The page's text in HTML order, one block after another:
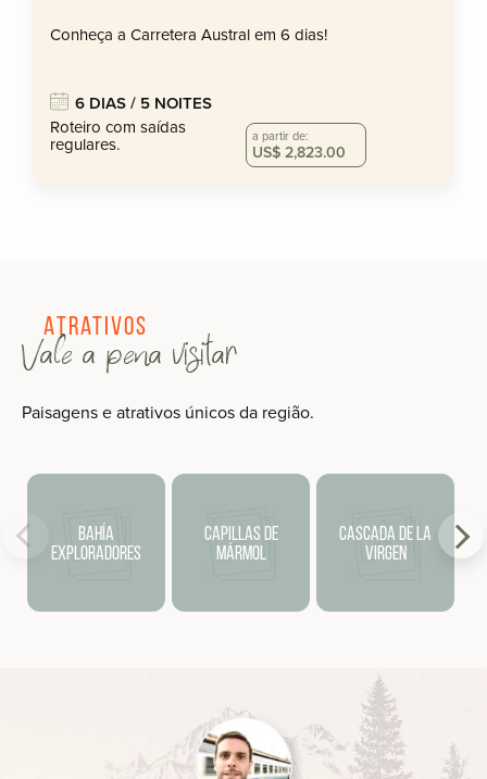
Conheça a Carretera Austral em 6 dias!
6 DIAS / 5 NOITES
Roteiro com saídas
regulares. a partir de:
US$ 2,823.00
Atrativos
Vale a pena visitar
Paisagens e atrativos únicos da região.
Bahía
Exploradores
Capillas de
Mármol
Cascada de la
Virgen